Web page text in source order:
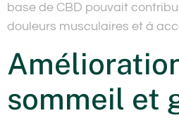
base de CBD pouvait
douleurs musculaires et à
sommeil et